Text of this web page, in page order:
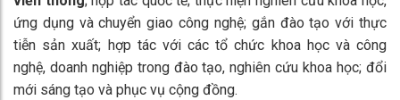
ứng dụng và chuyển giao công nghệ; gắn đào tạo với thực
tiễn sản xuất; hợp tác với các tổ chức khoa học và công
nghệ, doanh nghiệp trong đào tạo, nghiên cứu khoa học; đổi
mới sáng tạo và phục vụ cộng đồng.